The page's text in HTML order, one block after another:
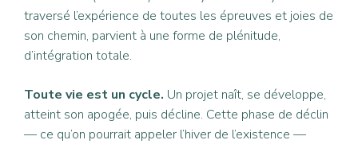
traversé l’expérience de toutes les épreuves et joies de
son chemin, parvient à une forme de plénitude,
d’intégration totale.
Toute vie est un cycle. Un projet naît, se développe,
atteint son apogée, puis décline. Cette phase de déclin
— ce qu’on pourrait appeler l’hiver de l’existence —